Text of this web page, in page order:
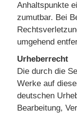
Anhaltspunkte
zumutbar. Bei
umgehend
Urheberrecht
Die durch die
Werke auf
deutschen
Bearbeitung,